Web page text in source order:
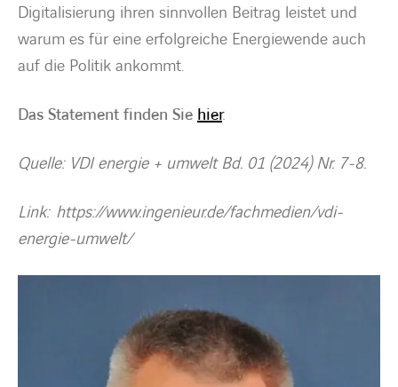
Digitalisierung ihren sinnvollen Beitrag leistet und
warum es für eine erfolgreiche Energiewende auch
auf die Politik ankommt.
Das Statement finden Sie hier.
Quelle: VDI energie + umwelt Bd. 01 (2024) Nr. 7-8.
Link: https://www.ingenieur.de/fachmedien/vdi-
energie-umwelt/